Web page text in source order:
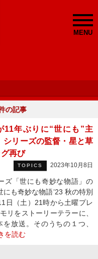
MENU
の記事
11年ぶりに“世にも”主
シリーズの監督・星と草
再び
TOPICS 2023年10月8日
ズ「世にも奇妙な物語」の
にも奇妙な物語’23 秋の特別
日（土）21時から土曜プレ
リをストーリーテラーに、
放送。そのうちの１つ、
を読む